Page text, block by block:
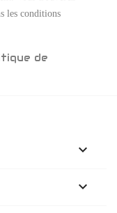
les conditions
de

